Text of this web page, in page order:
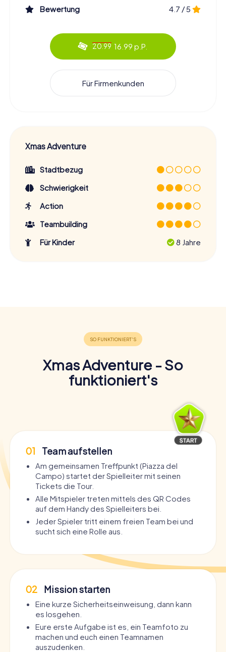
Bewertung 4.7 / 5
20.99 16.99 p.P.
Für Firmenkunden
Xmas Adventure
Stadtbezug
Schwierigkeit
Action
Teambuilding
Für Kinder
8 Jahre
Xmas Adventure - So
funktioniert's
01 Team aufstellen
Am gemeinsamen Treffpunkt (Piazza del
Campo) startet der Spielleiter mit seinen
Tickets die Tour.
Alle Mitspieler treten mittels des QR Codes
auf dem Handy des Spielleiters bei.
Jeder Spieler tritt einem freien Team bei und
sucht sich eine Rolle aus.
02 Mission starten
Eine kurze Sicherheitseinweisung, dann kann
es losgehen.
Eure erste Aufgabe ist es, ein Teamfoto zu
machen und euch einen Teamnamen
auszudenken.